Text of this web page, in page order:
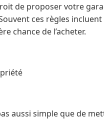
de proposer votre
ces règles
chance de l’acheter.
aussi simple que de